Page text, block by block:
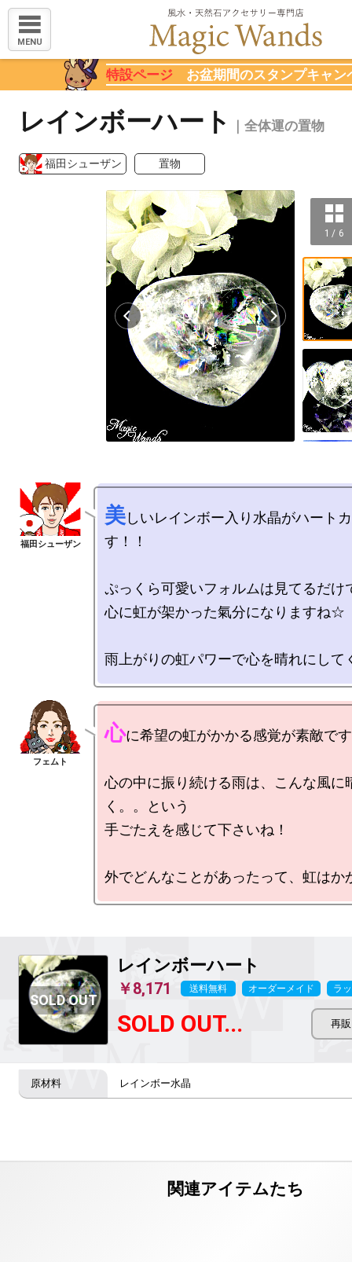
MENU
特設ページ お盆期間のスタンプキャン
レインボーハート ｜全体運の置物
福田シューザン 置物
1 / 6
美しいレインボー入り水晶がハート
す！！
ぷっくら可愛いフォルムは見てるだけ
心に虹が架かった氣分になりますね☆
心に希望の虹がかかる感覚が素敵で
心の中に振り続ける雨は、こんな風に
く。。という
手ごたえを感じて下さいね！
レインボーハート
￥8,171 送料無料 オーダーメイド ラ
SOLD OUT...
レインボー水晶